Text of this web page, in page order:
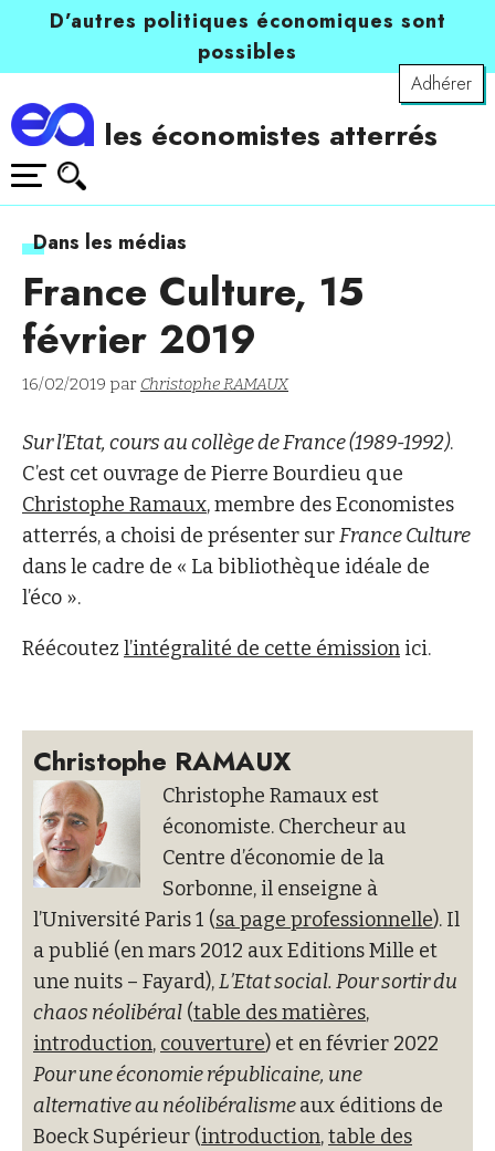
D’autres politiques économiques sont
possibles
Adhérer
les économistes atterrés
Dans les médias
France Culture, 15
février 2019
16/02/2019 par Christophe RAMAUX
Sur l’Etat, cours au collège de France (1989-1992).
C’est cet ouvrage de Pierre Bourdieu que
Christophe Ramaux, membre des Economistes
atterrés, a choisi de présenter surFrance Culture
dans le cadre de « La bibliothèque idéale de
l’éco ».
Réécoutez l’intégralité de cette émission ici.
Christophe RAMAUX
Christophe Ramaux est
économiste. Chercheur au
Centre d’économie de la
Sorbonne, il enseigne à
l’Université Paris 1 (sa page professionnelle). Il
a publié (en mars 2012 aux Editions Mille et
une nuits – Fayard),L’Etat social. Pour sortir du
chaos néolibéral (table des matières,
introduction, couverture) et en février 2022
Pour une économie républicaine, une
alternative au néolibéralismeaux éditions de
Boeck Supérieur (introduction,table des